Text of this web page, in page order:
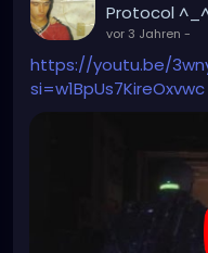
Protocol
vor 3 Jahren -
https://youtu.be/
si=w1BpUs7KireOxvwc